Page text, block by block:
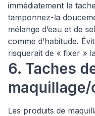
immédiatement la
tamponnez-la
mélange d’eau et de
comme d’habitude.
risquerait de « fixer »
6. Taches
Les produits de